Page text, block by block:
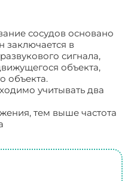
сосудов основано
заключается в
сигнала,
объекта,
объекта.
учитывать два
тем выше частота